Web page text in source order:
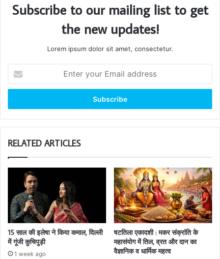
Subscribe to our mailing list to get
the new updates!
Lorem ipsum dolor sit amet, consectetur.
your
Email
RELATED ARTICLES
15 साल की इलेषा ने किया कमाल, दिल्ली
में गूंजी कुचिपुड़ी
1 week ago
षटतिला एकादशी : मकर संक्रांति के
महासंयोग में तिल, व्रत और दान का
वैज्ञानिक व धार्मिक महत्व